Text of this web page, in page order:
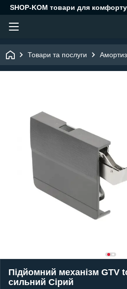
SHOP-KOM товари для
Товари та послуги
Підйомний механізм GTV
сильний Сірий